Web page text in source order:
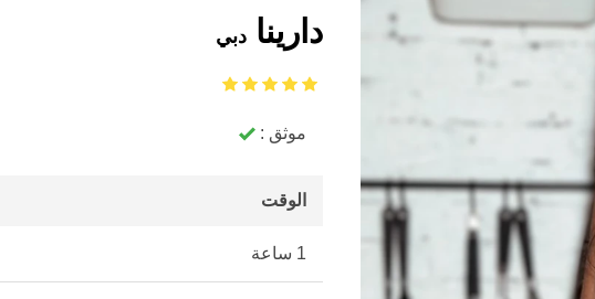
دارينا دبي
موثق :
الوقت
1 ساعة